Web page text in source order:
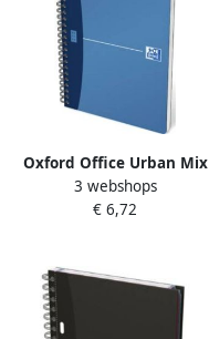
Oxford Office Urban Mix
spiraalschrift 180
bladzijden ft A5 gelijnd
3 webshops
€ 6,72